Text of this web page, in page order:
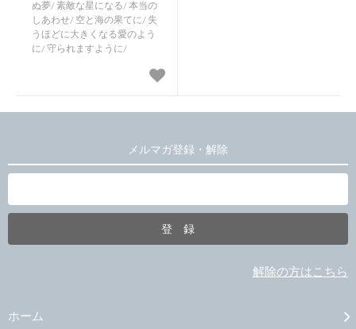
ぬ夢/ 素敵な星になる/ 本当の
しあわせ/ 空と海の果てに/ 失
うほどに大きくなる愛のよう
に/ 守られますように/
メルマガ登録・解除
解除の方はこちら
ホーム